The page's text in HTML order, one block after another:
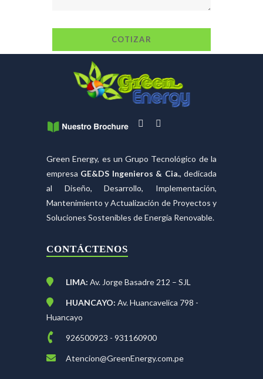
Green Energy, es un Grupo Tecnológico de la
empresa GE&DS Ingenieros & Cia., dedicada
al Diseño, Desarrollo, Implementación,
Mantenimiento y Actualización de Proyectos y
Soluciones Sostenibles de Energía Renovable.
CONTÁCTENOS
LIMA: Av. Jorge Basadre 212 – SJL
HUANCAYO: Av. Huancavelica 798 -
Huancayo
926500923 - 931160900
Atencion@GreenEnergy.com.pe